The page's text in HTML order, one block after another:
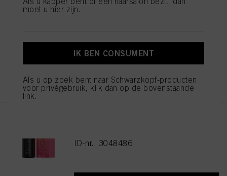
IGORA VIBRANCE 5-16 Light
REGISTEREN EN KOPEN
ID-nr. 3048486
moet u hier zijn.
IK BEN CONSUMENT
Als u op zoek bent naar Schwarzkopf-producten
voor privégebruik, klik dan op de bovenstaande
link.